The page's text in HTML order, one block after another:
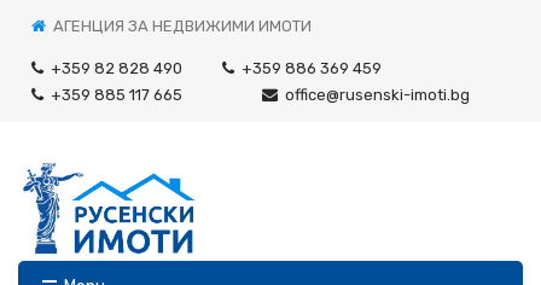
АГЕНЦИЯ ЗА НЕДВИЖИМИ ИМОТИ
+359 82 828 490
+359 886 369 459
+359 885 117 665
office@rusenski-imoti.bg